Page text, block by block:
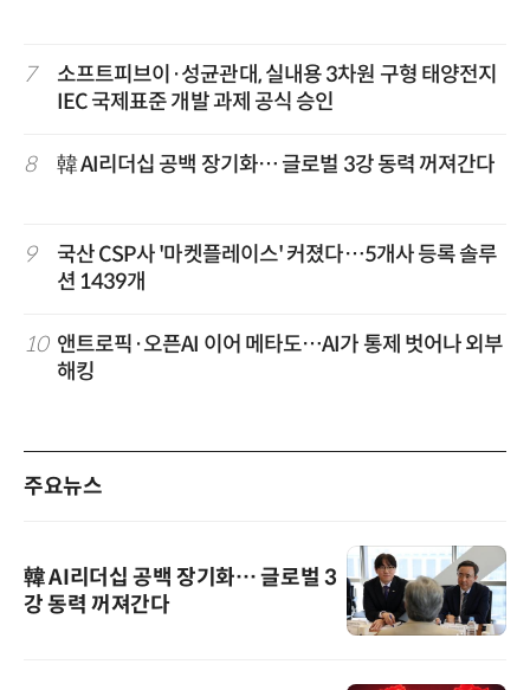
7
소프트피브이·성균관대, 실내용 3차원 구형 태양전지
IEC 국제표준 개발 과제 공식 승인
8 韓 AI리더십 공백 장기화… 글로벌 3강 동력 꺼져간다
9
국산 CSP사 '마켓플레이스' 커졌다…5개사 등록 솔루
션 1439개
10 앤트로픽·오픈AI 이어 메타도…AI가 통제 벗어나 외부
해킹
주요뉴스
韓 AI리더십 공백 장기화… 글로벌 3
강 동력 꺼져간다